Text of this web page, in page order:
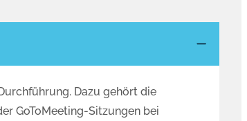
Dazu gehört die
GoToMeeting-Sitzungen bei